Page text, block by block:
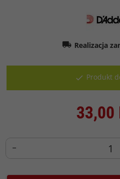
Realizacja
Produkt
33,00